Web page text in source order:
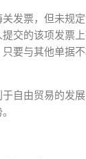
发票，但未规
交的该项发票
要与其他单据
自由贸易的发